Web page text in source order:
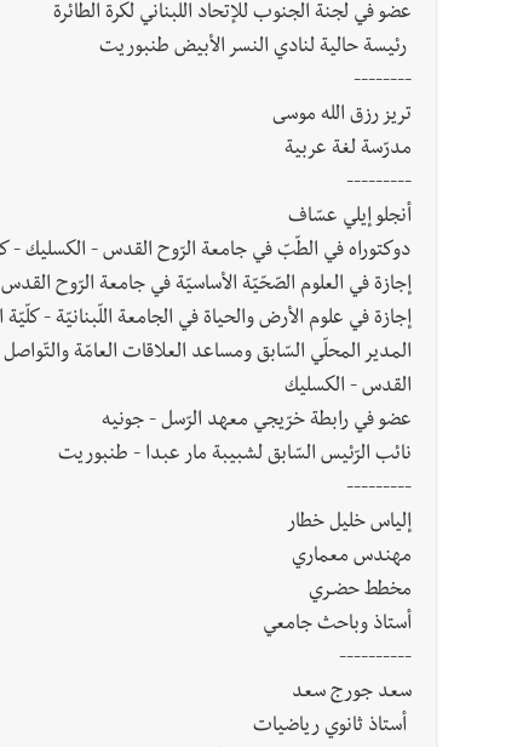
عضو في لجنة الجنوب للإتحاد اللبناني لكرة الطائرة
رئيسة حالية لنادي النسر الأبيض طنبوريت
--------
تريز رزق الله موسى
مدرّسة لغة عربية
---------
أنجلو إيلي عسّاف
دوكتوراه في الطّبّ في جامعة الرّوح القدس - الكسليك -
إجازة في العلوم الصّحّيّة الأساسيّة في جامعة الرّوح
إجازة في علوم الأرض والحياة في الجامعة اللّبنانيّة - كلّيّة
القدس - الكسليك
عضو في رابطة خرّيجي معهد الرّسل - جونيه
نائب الرّئيس السّابق لشبيبة مار عبدا - طنبوريت
---------
إلياس خليل خطار
مهندس معماري
مخطط حضـري
أستاذ وباحث جامعي
----------
سعد جورج سعد
أستاذ ثانوي رياضيات